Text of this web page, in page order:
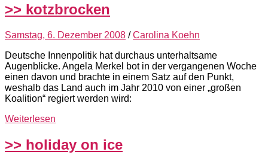
>> kotzbrocken
Samstag, 6. Dezember 2008 /Carolina Koehn
Deutsche Innenpolitik hat durchaus unterhaltsame
Augenblicke. Angela Merkel bot in der vergangenen Woche
einen davon und brachte in einem Satz auf den Punkt,
weshalb das Land auch im Jahr 2010 von einer „großen
Koalition“ regiert werden wird:
Weiterlesen
>> holiday on ice